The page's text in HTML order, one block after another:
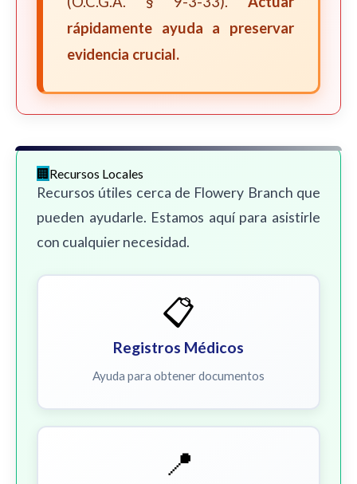
rápidamente ayuda a preservar
evidencia crucial.
Recursos Locales
Recursos útiles cerca de Flowery Branch que
pueden ayudarle. Estamos aquí para asistirle
con cualquier necesidad.
📋
Registros Médicos
Ayuda para obtener documentos
📍